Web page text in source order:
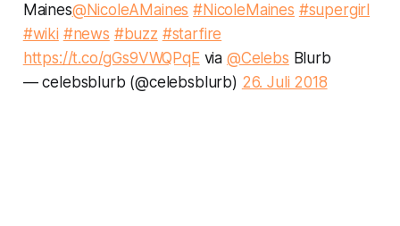
Maines@NicoleAMaines #NicoleMaines #supergirl
#wiki #news #buzz #starfire
https://t.co/gGs9VWQPqEvia @Celebs Blurb
— celebsblurb (@celebsblurb) 26. Juli 2018